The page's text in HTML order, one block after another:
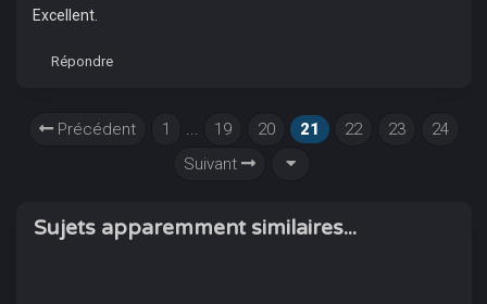
Excellent.
Répondre
Précédent 1 ... 19 20 21 22 23
24
Suivant
Sujets apparemment similaires...